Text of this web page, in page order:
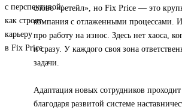
слово «ретейл», но Fix Price — это
компания с отлаженными процессами.
про работу на износ. Здесь нет хаоса,
и сразу. У каждого своя зона
задачи.
Адаптация новых сотрудников
благодаря развитой системе